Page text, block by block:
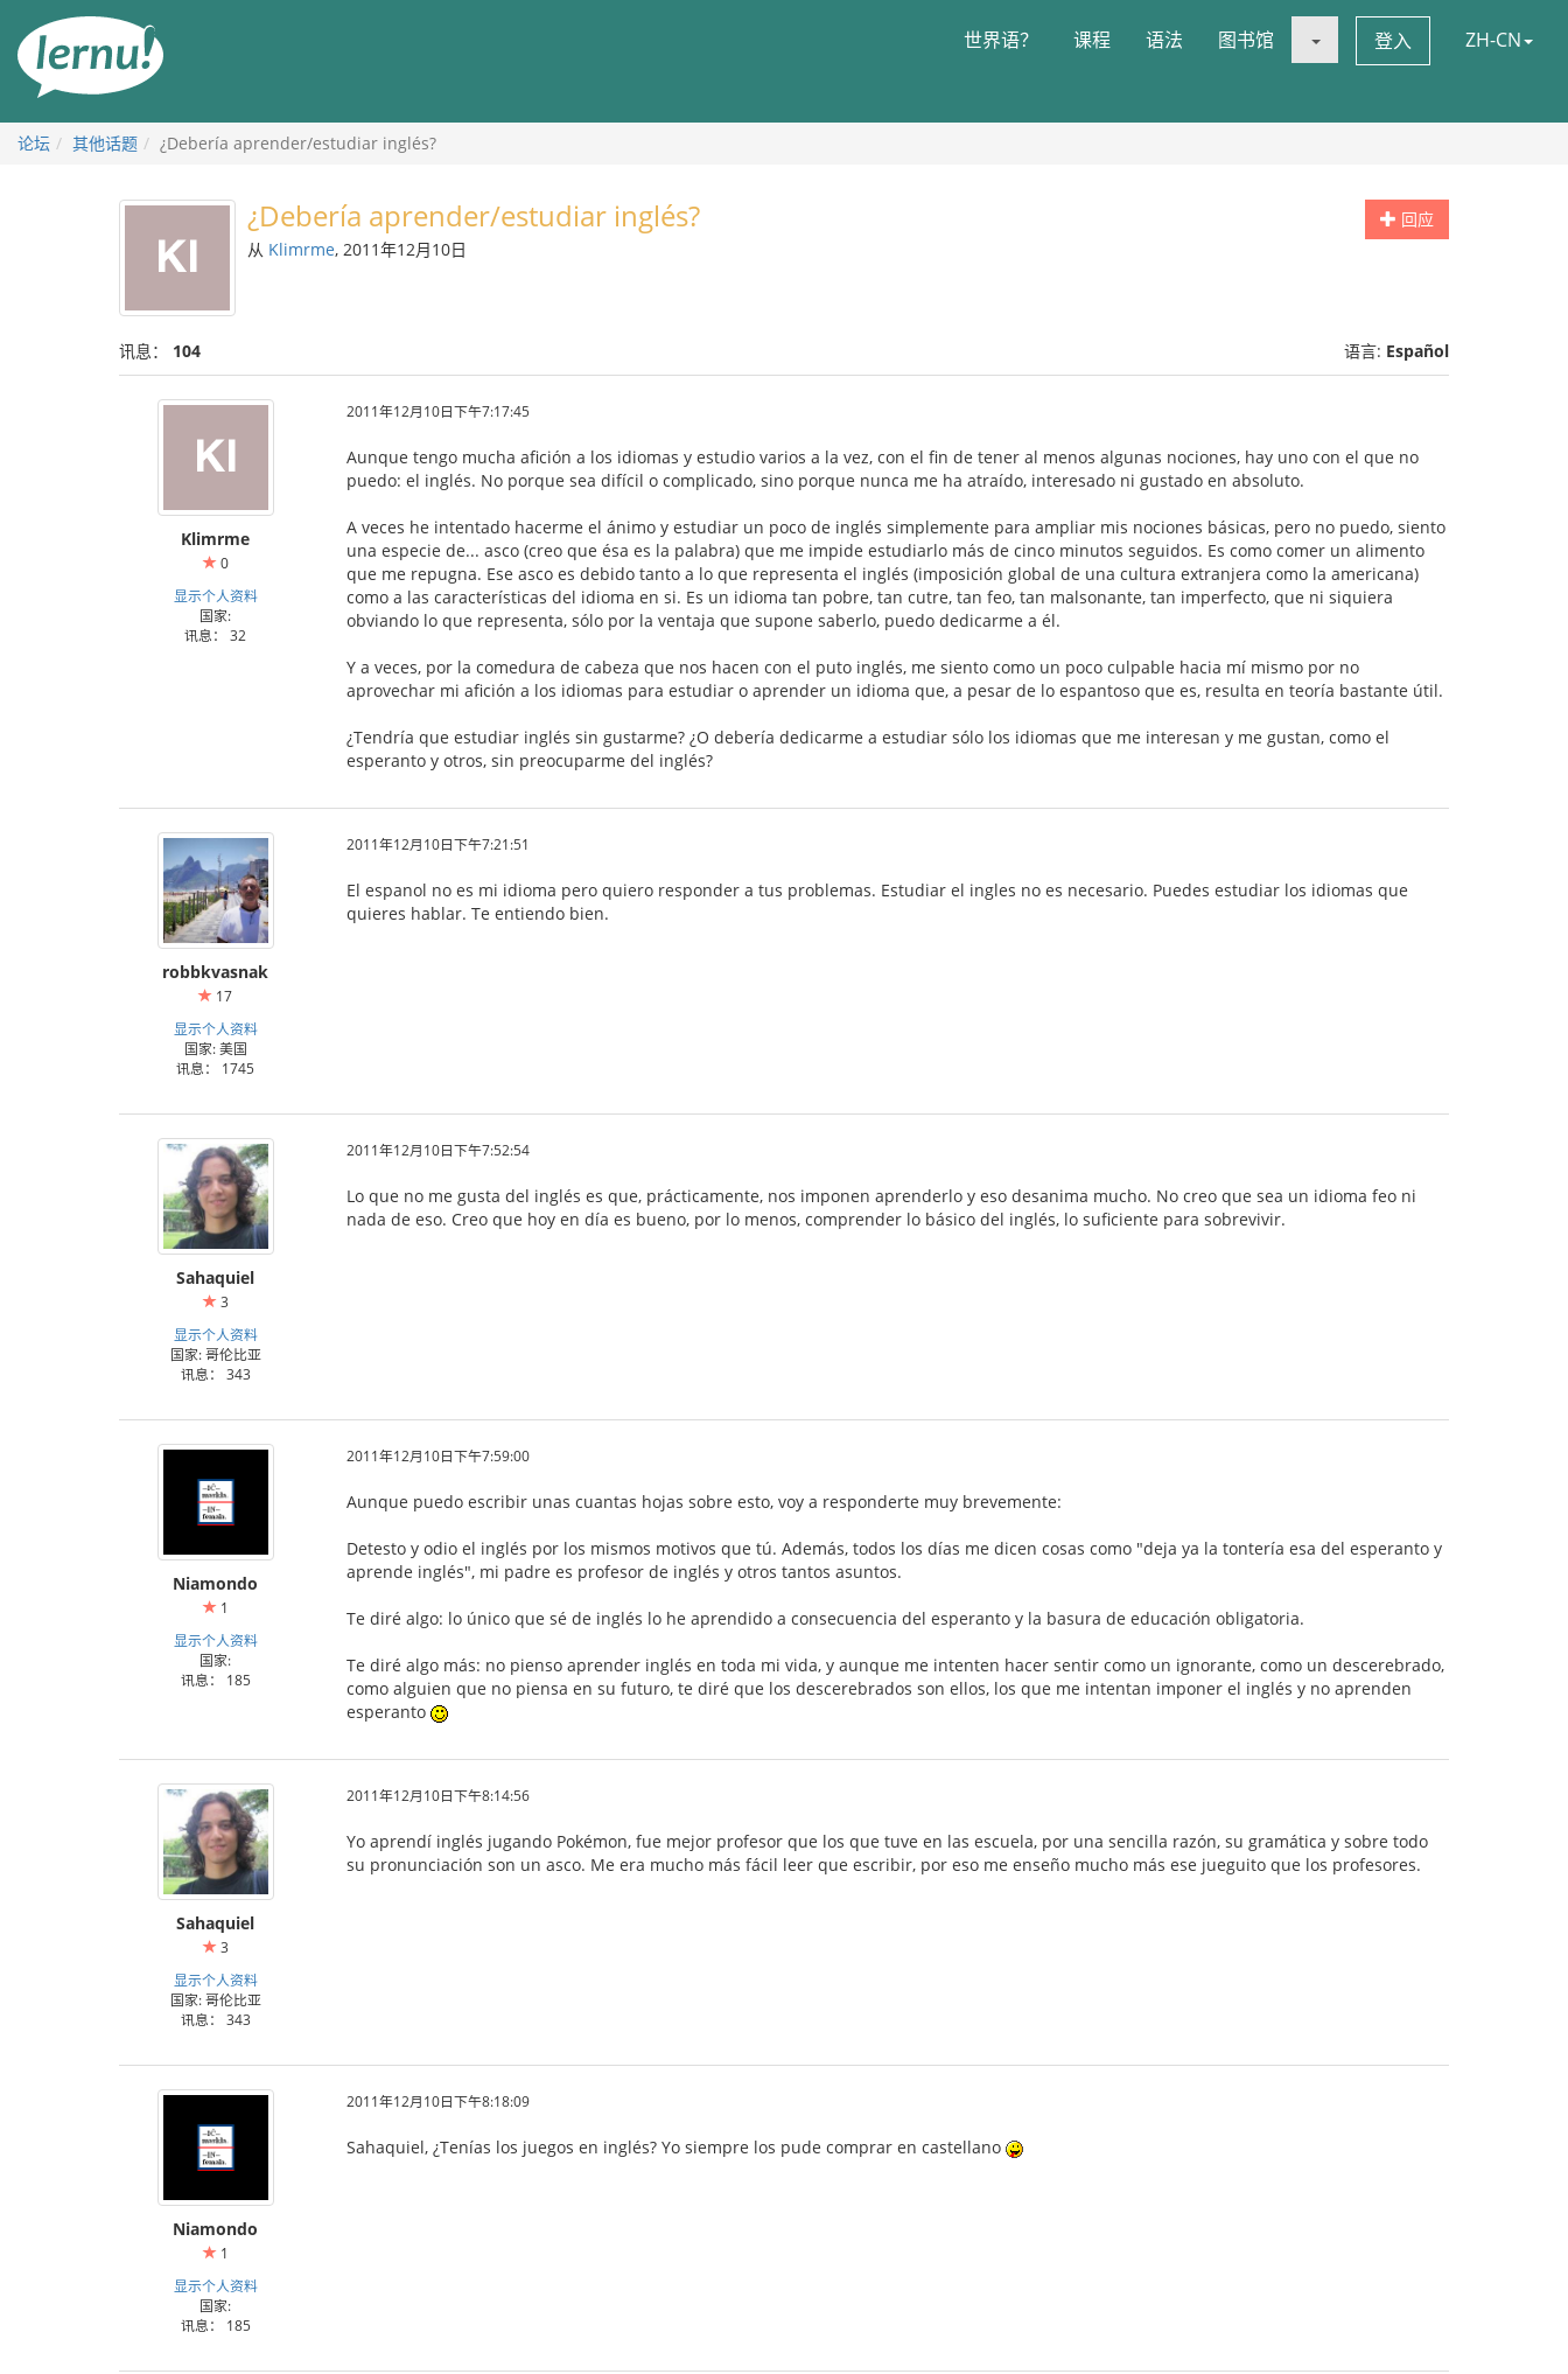
世界语？ 课程 语法 图书馆 登入 ZH-CN
论坛 其他话题 ¿Debería aprender/estudiar inglés?
回应
¿Debería aprender/estudiar inglés?
从 Klimrme, 2011年12月10日
讯息： 104 语言: Español
Klimrme
0
显示个人资料
国家:
讯息： 32
2011年12月10日下午7:17:45
Aunque tengo mucha afición a los idiomas y estudio varios a la vez, con el fin de tener al menos algunas nociones, hay uno con el que no
puedo: el inglés. No porque sea difícil o complicado, sino porque nunca me ha atraído, interesado ni gustado en absoluto.
A veces he intentado hacerme el ánimo y estudiar un poco de inglés simplemente para ampliar mis nociones básicas, pero no puedo, siento
una especie de... asco (creo que ésa es la palabra) que me impide estudiarlo más de cinco minutos seguidos. Es como comer un alimento
que me repugna. Ese asco es debido tanto a lo que representa el inglés (imposición global de una cultura extranjera como la americana)
como a las características del idioma en si. Es un idioma tan pobre, tan cutre, tan feo, tan malsonante, tan imperfecto, que ni siquiera
obviando lo que representa, sólo por la ventaja que supone saberlo, puedo dedicarme a él.
Y a veces, por la comedura de cabeza que nos hacen con el puto inglés, me siento como un poco culpable hacia mí mismo por no
aprovechar mi afición a los idiomas para estudiar o aprender un idioma que, a pesar de lo espantoso que es, resulta en teoría bastante útil.
¿Tendría que estudiar inglés sin gustarme? ¿O debería dedicarme a estudiar sólo los idiomas que me interesan y me gustan, como el
esperanto y otros, sin preocuparme del inglés?
robbkvasnak
17
显示个人资料
国家: 美国
讯息： 1745
2011年12月10日下午7:21:51
El espanol no es mi idioma pero quiero responder a tus problemas. Estudiar el ingles no es necesario. Puedes estudiar los idiomas que
quieres hablar. Te entiendo bien.
Sahaquiel
3
显示个人资料
国家: 哥伦比亚
讯息： 343
2011年12月10日下午7:52:54
Lo que no me gusta del inglés es que, prácticamente, nos imponen aprenderlo y eso desanima mucho. No creo que sea un idioma feo ni
nada de eso. Creo que hoy en día es bueno, por lo menos, comprender lo básico del inglés, lo suficiente para sobrevivir.
Niamondo
1
显示个人资料
国家:
讯息： 185
2011年12月10日下午7:59:00
Aunque puedo escribir unas cuantas hojas sobre esto, voy a responderte muy brevemente:
Detesto y odio el inglés por los mismos motivos que tú. Además, todos los días me dicen cosas como "deja ya la tontería esa del esperanto y
aprende inglés", mi padre es profesor de inglés y otros tantos asuntos.
Te diré algo: lo único que sé de inglés lo he aprendido a consecuencia del esperanto y la basura de educación obligatoria.
Te diré algo más: no pienso aprender inglés en toda mi vida, y aunque me intenten hacer sentir como un ignorante, como un descerebrado,
como alguien que no piensa en su futuro, te diré que los descerebrados son ellos, los que me intentan imponer el inglés y no aprenden
esperanto
Sahaquiel
3
显示个人资料
国家: 哥伦比亚
讯息： 343
2011年12月10日下午8:14:56
Yo aprendí inglés jugando Pokémon, fue mejor profesor que los que tuve en las escuela, por una sencilla razón, su gramática y sobre todo
su pronunciación son un asco. Me era mucho más fácil leer que escribir, por eso me enseño mucho más ese jueguito que los profesores.
Niamondo
1
显示个人资料
国家:
讯息： 185
2011年12月10日下午8:18:09
Sahaquiel, ¿Tenías los juegos en inglés? Yo siempre los pude comprar en castellano